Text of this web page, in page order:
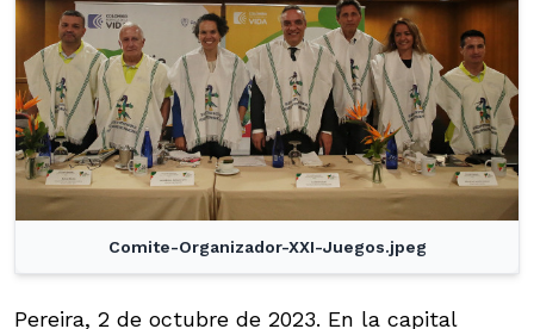
Comite-Organizador-XXI-Juegos.jpeg
Pereira, 2 de octubre de 2023. En la capital